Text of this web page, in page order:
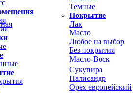
Темные
Покрытие
Лак
Масло
Любое на выбор
Без покрытия
Масло-Воск
Сукупира
Палисандр
Орех европейский